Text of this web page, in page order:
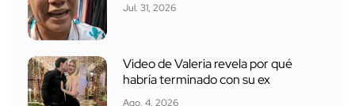
Jul. 31, 2026
Video de Valeria revela por qué
habría terminado con su ex
Ago. 4, 2026